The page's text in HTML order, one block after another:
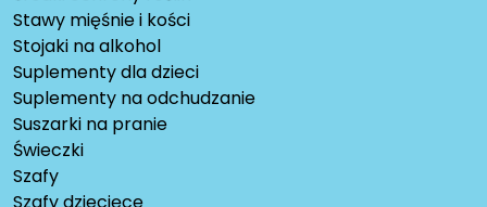
Stawy mięśnie i kości
Stojaki na alkohol
Suplementy dla dzieci
Suplementy na odchudzanie
Suszarki na pranie
Świeczki
Szafy